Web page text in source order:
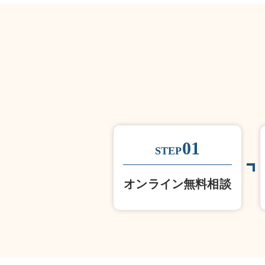
STEP01
オンライン無料相談